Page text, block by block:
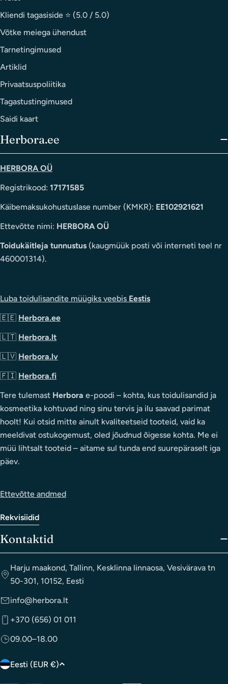
Kliendi tagasiside ⭐ (5.0 / 5.0)
Võtke meiega ühendust
Tarnetingimused
Artiklid
Privaatsuspoliitika
Tagastustingimused
Saidi kaart
Herbora.ee
HERBORA OÜ
Registrikood: 17171585
Käibemaksukohustuslase number (KMKR): EE102921621
Ettevõtte nimi: HERBORA OÜ
Toidukäitleja tunnustus (kaugmüük posti või interneti teel nr
460001314).
Luba toidulisandite müügiks veebis Eestis
🇪🇪 Herbora.ee
🇱🇹 Herbora.lt
🇱🇻 Herbora.lv
🇫🇮 Herbora.fi
Tere tulemast Herbora e-poodi – kohta, kus toidulisandid ja
kosmeetika kohtuvad ning sinu tervis ja ilu saavad parimat
hoolt! Kui otsid mitte ainult kvaliteetseid tooteid, vaid ka
meeldivat ostukogemust, oled jõudnud õigesse kohta. Me ei
müü lihtsalt tooteid – aitame sul tunda end suurepäraselt iga
päev.
Ettevõtte andmed
Rekvisiidid
Kontaktid
Harju maakond, Tallinn, Kesklinna linnaosa, Vesivärava tn
50-301, 10152, Eesti
info@herbora.lt
+370 (656) 01 011
09.00–18.00
R
i
Eesti (EUR €)